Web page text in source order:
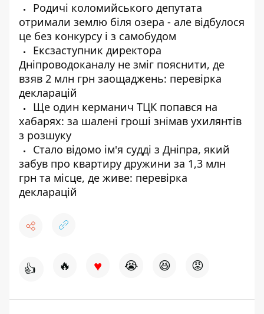
Родичі коломийського депутата
отримали землю біля озера - але відбулося
це без конкурсу і з самобудом
Ексзаступник директора
Дніпроводоканалу не зміг пояснити, де
взяв 2 млн грн заощаджень: перевірка
декларацій
Ще один керманич ТЦК попався на
хабарях: за шалені гроші знімав ухилянтів
з розшуку
Стало відомо ім'я судді з Дніпра, який
забув про квартиру дружини за 1,3 млн
грн та місце, де живе: перевірка
декларацій
👍 🔥 ♥ 😭 😆 😡